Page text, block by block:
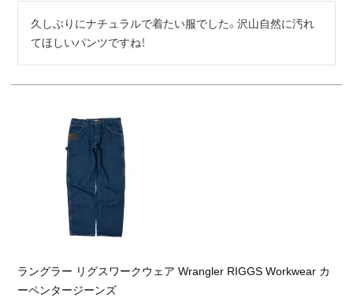
久しぶりにナチュラルで着たい服でした。沢山自然に汚れ
てほしいパンツですね！
ラングラー リグスワークウェア Wrangler RIGGS Workwear カ
ーペンタージーンズ